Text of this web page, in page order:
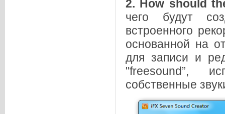
2. How should
чего будут
встроенного
основанной на
для записи и
"freesound”,
собственные